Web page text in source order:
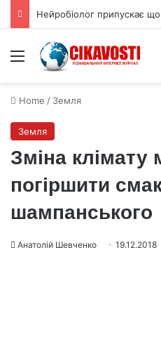
Menu
Home / Земля
Земля
Зміна клімату
погіршити
шампанського
Анатолій Шевченко 19.12.2018